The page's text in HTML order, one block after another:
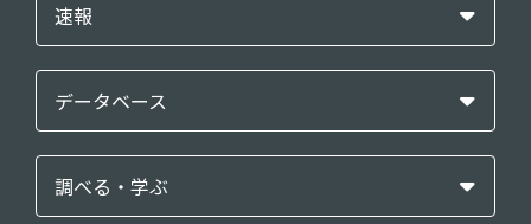
速報
データベース
調べる・学ぶ